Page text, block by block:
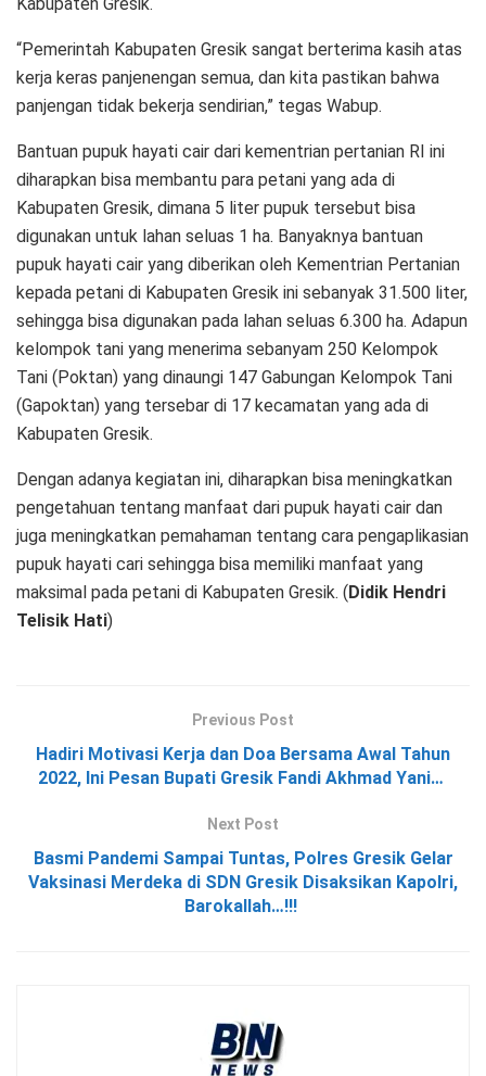
“Pemerintah Kabupaten Gresik sangat berterima kasih atas
kerja keras panjenengan semua, dan kita pastikan bahwa
panjengan tidak bekerja sendirian,” tegas Wabup.
Bantuan pupuk hayati cair dari kementrian pertanian RI ini
diharapkan bisa membantu para petani yang ada di
Kabupaten Gresik, dimana 5 liter pupuk tersebut bisa
digunakan untuk lahan seluas 1 ha. Banyaknya bantuan
pupuk hayati cair yang diberikan oleh Kementrian Pertanian
kepada petani di Kabupaten Gresik ini sebanyak 31.500 liter,
sehingga bisa digunakan pada lahan seluas 6.300 ha. Adapun
kelompok tani yang menerima sebanyam 250 Kelompok
Tani (Poktan) yang dinaungi 147 Gabungan Kelompok Tani
(Gapoktan) yang tersebar di 17 kecamatan yang ada di
Kabupaten Gresik.
Dengan adanya kegiatan ini, diharapkan bisa meningkatkan
pengetahuan tentang manfaat dari pupuk hayati cair dan
juga meningkatkan pemahaman tentang cara pengaplikasian
pupuk hayati cari sehingga bisa memiliki manfaat yang
maksimal pada petani di Kabupaten Gresik. (Didik Hendri
Telisik Hati)
Previous Post
Hadiri Motivasi Kerja dan Doa Bersama Awal Tahun
2022, Ini Pesan Bupati Gresik Fandi Akhmad Yani…
Next Post
Basmi Pandemi Sampai Tuntas, Polres Gresik Gelar
Vaksinasi Merdeka di SDN Gresik Disaksikan Kapolri,
Barokallah…!!!